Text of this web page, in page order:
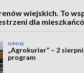
wiejskich. To
dla
OPOLE
„Agrokurier” – 2
program